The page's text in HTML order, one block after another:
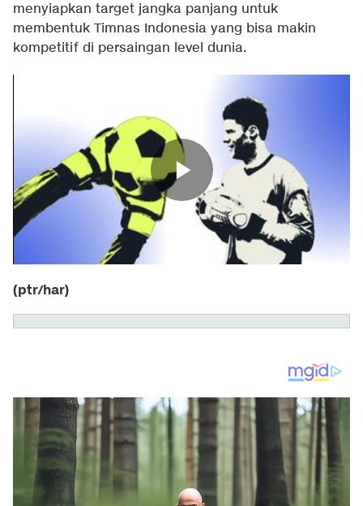
menyiapkan target jangka panjang untuk
membentuk Timnas Indonesia yang bisa makin
kompetitif di persaingan level dunia.
(ptr/har)